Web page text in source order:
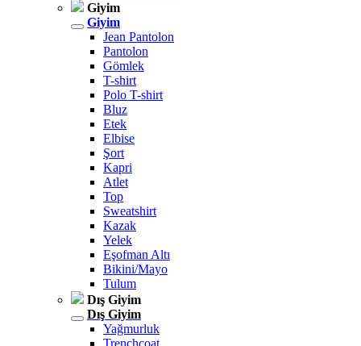
Giyim
Giyim
Jean Pantolon
Pantolon
Gömlek
T-shirt
Polo T-shirt
Bluz
Etek
Elbise
Şort
Kapri
Atlet
Top
Sweatshirt
Kazak
Yelek
Eşofman Altı
Bikini/Mayo
Tulum
Dış Giyim
Dış Giyim
Yağmurluk
Trenchcoat